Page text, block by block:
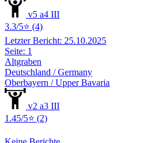
v5 a4 III
3.3/5⭐ (4)
Letzter Bericht: 25.10.2025
Seite: 1
Altgraben
Deutschland / Germany
Oberbayern / Upper Bavaria
v2 a3 III
1.45/5⭐ (2)